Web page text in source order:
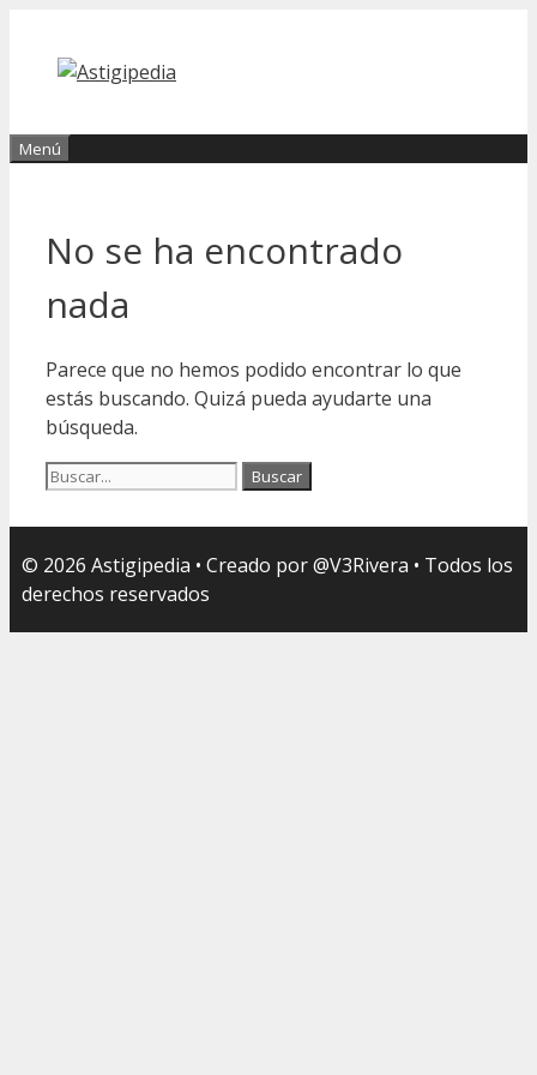
contenido
Menú
No se ha encontrado
nada
Parece que no hemos podido encontrar lo que
estás buscando. Quizá pueda ayudarte una
búsqueda.
Buscar:
© 2026 Astigipedia • Creado por @V3Rivera • Todos los
derechos reservados